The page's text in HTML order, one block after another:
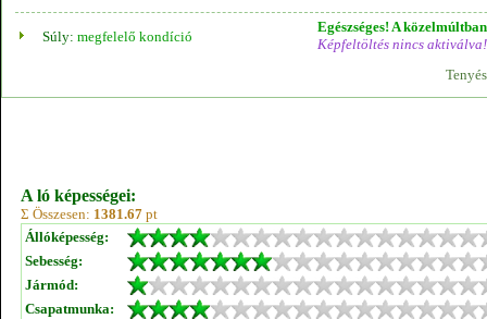
Súly: megfelelő kondíció
Egészséges! A
Képfeltöltés nincs aktiválva!
A ló képességei:
Σ Összesen: 1381.67 pt
Állóképesség:
Sebesség:
Jármód:
Csapatmunka: